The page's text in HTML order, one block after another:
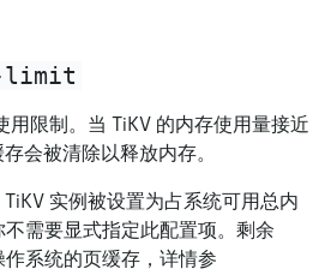
limit
用限制。当 TiKV 的内存使用量接近
会被清除以释放内存。
实例被设置为占系统可用总内
不需要显式指定此配置项。剩余
作系统的页缓存，详情参